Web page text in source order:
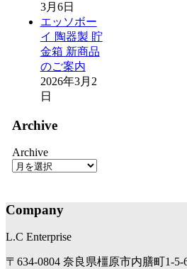
3月6日
エッソボー
イ 陶器製 貯
金箱 新商品
のご案内
2026年3月2
日
Archive
Archive
Company
L.C Enterprise
〒634-0804 奈良県橿原市内膳町1-